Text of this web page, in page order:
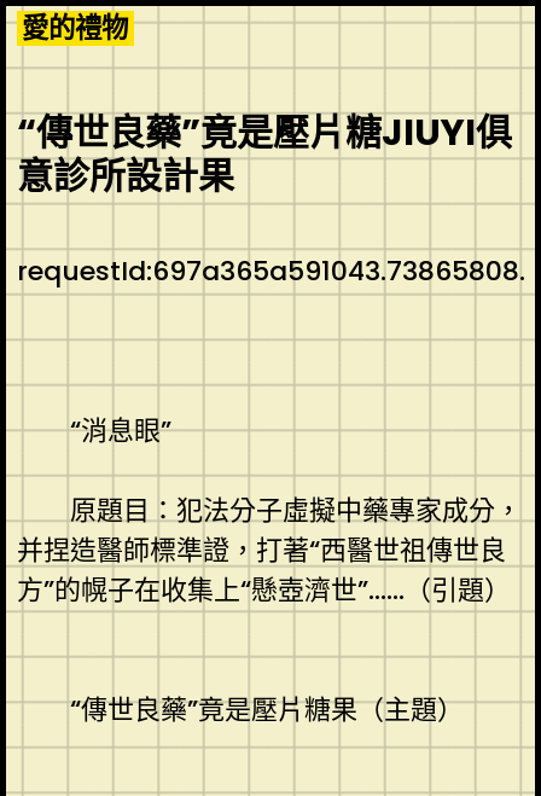
Skip
to
content
愛的禮物
“傳世良藥”竟是壓片糖JIUYI俱
意診所設計果
requestId:697a365a591043.73865808.
“消息眼”
原題目：犯法分子虛擬中藥專家成分，
并捏造醫師標準證，打著“西醫世祖傳世良
方”的幌子在收集上“懸壺濟世”……（引題）
“傳世良藥”竟是壓片糖果（主題）